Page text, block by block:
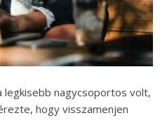
legkisebb nagycsoportos volt,
hogy visszamenjen